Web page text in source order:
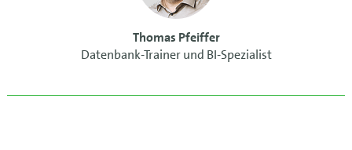
Thomas Pfeiffer
Datenbank-Trainer und BI-Spezialist